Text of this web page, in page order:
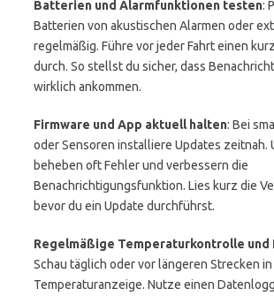
Batterien und Alarmfunktionen testen:
Batterien von akustischen Alarmen oder
regelmäßig. Führe vor jeder Fahrt einen
durch. So stellst du sicher, dass
wirklich ankommen.
Firmware und App aktuell halten: Bei
oder Sensoren installiere Updates zeitnah.
beheben oft Fehler und verbessern die
Benachrichtigungsfunktion. Lies kurz die
bevor du ein Update durchführst.
Regelmäßige Temperaturkontrolle und
Schau täglich oder vor längeren Strecken in
Temperaturanzeige. Nutze einen